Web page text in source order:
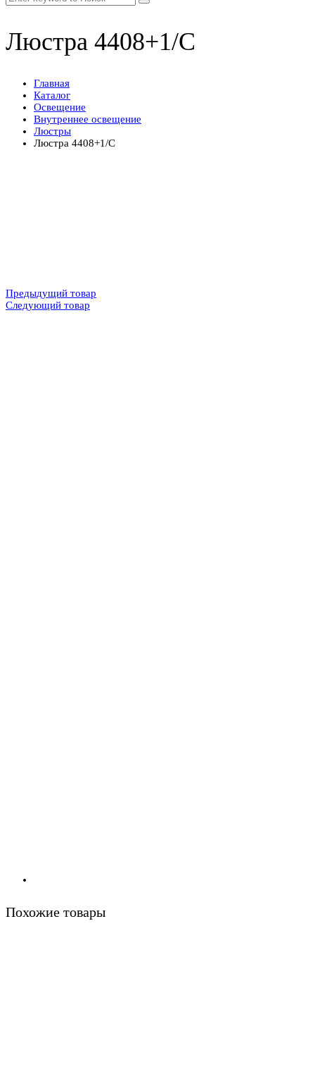
Люстра 4408+1/C
Главная
Каталог
Освещение
Внутреннее освещение
Люстры
Люстра 4408+1/C
Предыдущий товар
Следующий товар
Похожие товары